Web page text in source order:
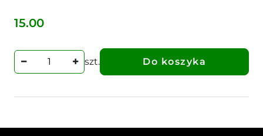
Cena:
15.00
szt. Do koszyka